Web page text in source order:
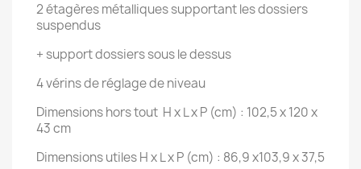
2 étagères métalliques supportant les dossiers
suspendus
+ support dossiers sous le dessus
4 vérins de réglage de niveau
Dimensions hors tout H x L x P (cm) : 102,5 x 120 x
43 cm
Dimensions utiles H x L x P (cm) : 86,9 x103,9 x 37,5